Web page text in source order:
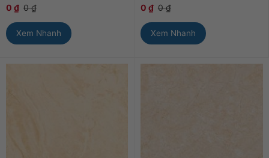
0 ₫ 0₫
Xem Nhanh
0 ₫ 0₫
Xem Nhanh